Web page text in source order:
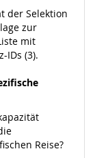
der Selektion
zur
mit
IDs (3).
Reise?